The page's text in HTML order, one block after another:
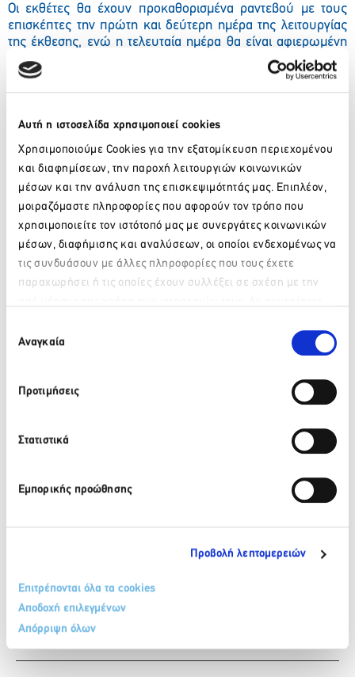
Αυτή η ιστοσελίδα χρησιμοποιεί cookies
Χρησιμοποιούμε Cookies για την εξατομίκευση περιεχομένου
και διαφημίσεων, την παροχή λειτουργιών κοινωνικών
μέσων και την ανάλυση της επισκεψιμότητάς μας. Επιπλέον,
μοιραζόμαστε πληροφορίες που αφορούν τον τρόπο που
χρησιμοποιείτε τον ιστότοπό μας με συνεργάτες κοινωνικών
μέσων, διαφήμισης και αναλύσεων, οι οποίοι ενδεχομένως να
τις συνδυάσουν με άλλες πληροφορίες που τους έχετε
παραχωρήσει ή τις οποίες έχουν συλλέξει σε σχέση με την
των Cookies μας.
συγκατάθεσης
Αναγκαία
Προτιμήσεις
Στατιστικά
Εμπορικής προώθησης
Προβολή λεπτομερειών
Επιτρέπονται όλα τα cookies
Αποδοχή επιλεγμένων
Απόρριψη όλων
Οι εκθέτες θα έχουν προκαθορισμένα ραντεβού με τους
επισκέπτες την πρώτη και δεύτερη ημέρα της λειτουργίας
της έκθεσης, ενώ η τελευταία ημέρα θα είναι αφιερωμένη
και στο κοινό.
Διαρκής ενημέρωση για το ανωτέρω Πρόγραμμα θα
υπάρχει στο site της Έκθεσης www.greektourismexpo.gr.
Twitter LinkedIn
Πίσω
αθλήτριας Γεωργίας Δαμασιώτη
Περισσότερα
ΒΙΚΟΣ: Η Νικόλ Παυλοπούλου εντάσσεται στην ομάδα
ΒΙΚΟΣ.
6 Αυγούστου 2026
Περισσότερα